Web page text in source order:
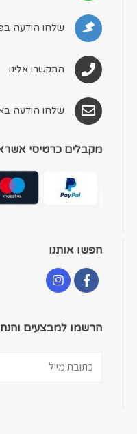
שלחו הודעה
התקשרו אלינו
שלחו הודעה
מקבלים כרטיסי
חפשו אותנו
הרשמו למבצעים